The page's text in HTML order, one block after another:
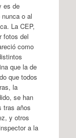
es de
o al
La CEP,
fotos del
como
que la de
que todos
la
se han
tras años
y otros
a la